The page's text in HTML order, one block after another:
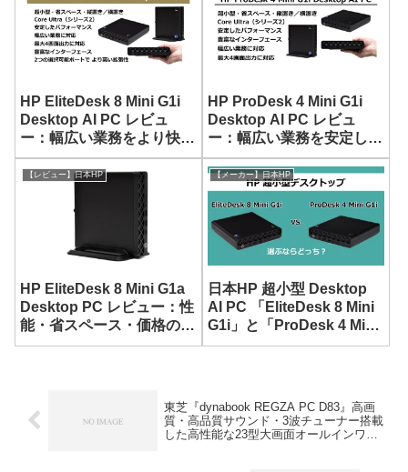
HP EliteDesk 8 Mini G1i
Desktop AI PC レビュ
ー：幅広い業務をより快適
にこなせる超小型デスクト
ップ
HP ProDesk 4 Mini G1i
Desktop AI PC レビュ
ー：幅広い業務を安定して
こなせる超小型デスクトッ
プ
【レビュー】日本HP
HP EliteDesk 8 Mini G1a
Desktop PC レビュー：性
能・省スペース・価格のバ
ランスにすぐれた超小型
【メーカー】日本HP
日本HP 超小型 Desktop
AI PC 「EliteDesk 8 Mini
G1i」と「ProDesk 4 Mini
G1i」の比較
東芝『dynabook REGZA PC D83』高画
質・高品質サウンド・3波チューナー搭載
した高性能な23型大画面オールインワン